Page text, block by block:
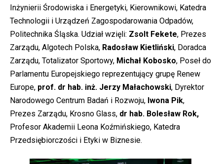
Inżynierii Środowiska i Energetyki, Kierownikowi, Katedra
Technologii i Urządzeń Zagospodarowania Odpadów,
Politechnika Śląska. Udział wzięli: Zsolt Fekete, Prezes
Zarządu, Algotech Polska, Radosław Kietliński, Doradca
Zarządu, Totalizator Sportowy, Michał Kobosko, Poseł do
Parlamentu Europejskiego reprezentujący grupę Renew
Europe, prof. dr hab. inż. Jerzy Małachowski, Dyrektor
Narodowego Centrum Badań i Rozwoju, Iwona Pik,
Prezes Zarządu, Krosno Glass, dr hab. Bolesław Rok,
Profesor Akademii Leona Koźmińskiego, Katedra
Przedsiębiorczości i Etyki w Biznesie.